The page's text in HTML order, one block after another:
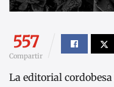
557
Compartir
La editorial cordobesa